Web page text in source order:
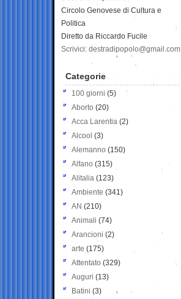
Circolo Genovese di Cultura e
Politica
Diretto da Riccardo Fucile
Scrivici: destradipopolo@gmail.com
Categorie
100 giorni (5)
Aborto (20)
Acca Larentia (2)
Alcool (3)
Alemanno (150)
Alfano (315)
Alitalia (123)
Ambiente (341)
AN (210)
Animali (74)
Arancioni (2)
arte (175)
Attentato (329)
Auguri (13)
Batini (3)